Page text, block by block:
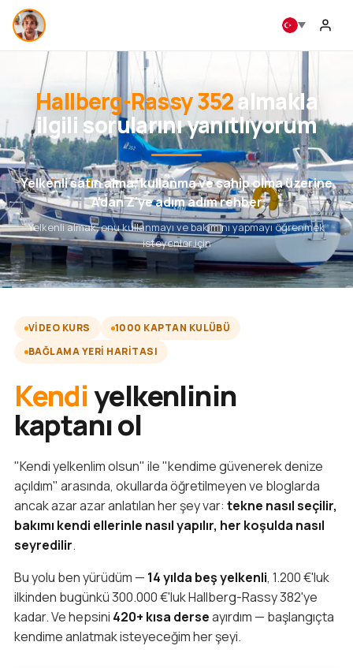
Hallberg-Rassy 352almakla
ilgili sorularını yanıtlıyorum
Yelkenli satın alma, kullanma ve sahip olma üzerine
A'dan Z'ye adım adım rehber
Yelkenli almak, onu kullanmayı ve bakımını yapmayı öğrenmek
isteyenler için
VIDEO KURS
1000 KAPTAN KULÜBÜ
BAĞLAMA YERI HARITASI
Kendiyelkenlinin
kaptanı ol
"Kendi yelkenlim olsun" ile "kendime güvenerek denize
açıldım" arasında, okullarda öğretilmeyen ve bloglarda
ancak azar azar anlatılan her şey var: tekne nasıl seçilir,
bakımı kendi ellerinle nasıl yapılır, her koşulda nasıl
seyredilir.
Bu yolu ben yürüdüm — 14 yılda beş yelkenli, 1.200 €'luk
ilkinden bugünkü 300.000 €'luk Hallberg-Rassy 382'ye
kadar. Ve hepsini 420+ kısa derseayırdım — başlangıçta
kendime anlatmak isteyeceğim her şeyi.